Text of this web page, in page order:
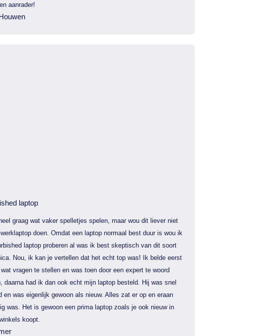
aanrader!
laptop
graag wat vaker spelletjes spelen, maar wou dit liever niet
doen. Omdat een laptop normaal best duur is wou ik
laptop proberen al was ik best skeptisch van dit soort
Nou, ik kan je vertellen dat het echt top was! Ik belde eerst
vragen te stellen en was toen door een expert te woord
daarna had ik dan ook echt mijn laptop besteld. Hij was snel
en was eigenlijk gewoon als nieuw. Alles zat er op en eraan
was. Het is gewoon een prima laptop zoals je ook nieuw in
koopt.